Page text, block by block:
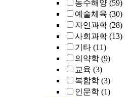
농수해양 (59)
예술체육 (30)
자연과학 (28)
사회과학 (13)
기타 (11)
의약학 (9)
교육 (3)
복합학 (3)
인문학 (1)